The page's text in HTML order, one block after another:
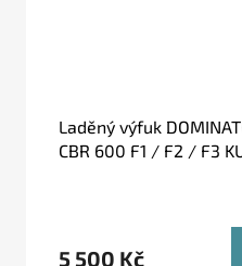
Laděný výfuk
CBR 600 F1 / F2 / F3
5 500 Kč